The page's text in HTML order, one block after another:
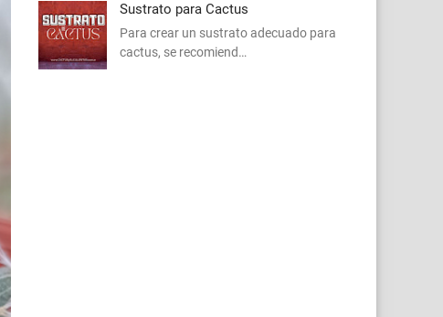
Sustrato para Cactus
Para crear un sustrato adecuado para
cactus, se recomiend…